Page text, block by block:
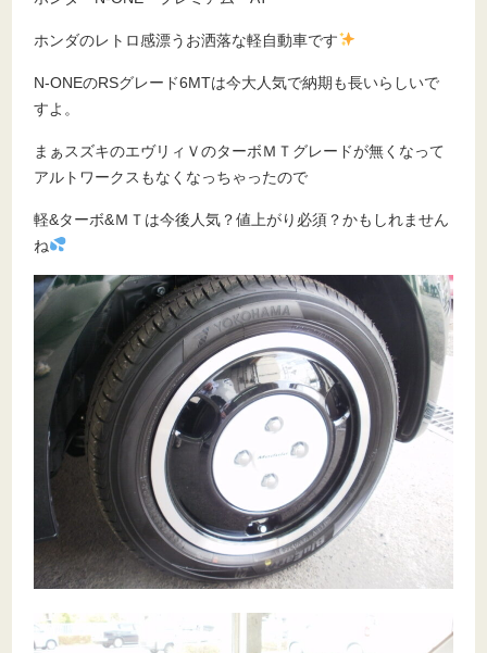
ホンダのレトロ感漂うお洒落な軽自動車です
N-ONEのRSグレード6MTは今大人気で納期も長いらしいで
すよ。
まぁスズキのエヴリィＶのターボＭＴグレードが無くなって
アルトワークスもなくなっちゃったので
軽&ターボ&ＭＴは今後人気？値上がり必須？かもしれません
ね